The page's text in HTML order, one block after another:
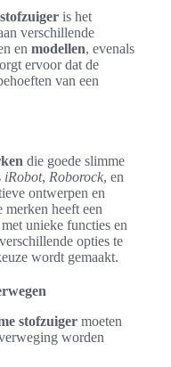
is het
verschillende
en modellen, evenals
ervoor dat de
van een
die goede slimme
iRobot, Roborock, en
ontwerpen en
merken heeft een
unieke functies en
opties te
wordt gemaakt.
stofzuiger moeten
worden